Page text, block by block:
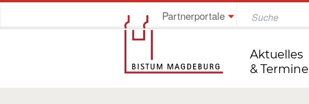
Jung im Bistum
Partnerportale
Aktuelles
& Termine